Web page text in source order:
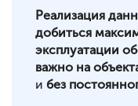
Реализация
добиться
эксплуатации
важно на
и без